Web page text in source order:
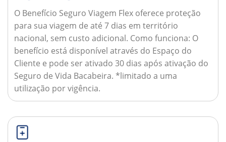
O Benefício Seguro Viagem Flex oferece proteção
para sua viagem de até 7 dias em território
nacional, sem custo adicional. Como funciona: O
benefício está disponível através do Espaço do
Cliente e pode ser ativado 30 dias após ativação do
Seguro de Vida Bacabeira. *limitado a uma
utilização por vigência.